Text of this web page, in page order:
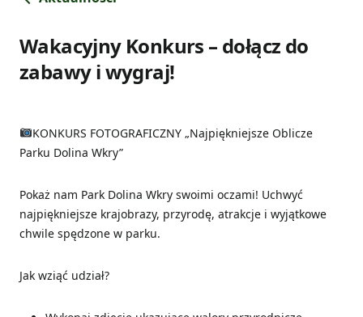
Wakacyjny Konkurs – dołącz do
zabawy i wygraj!
KONKURS FOTOGRAFICZNY „Najpiękniejsze Oblicze
Parku Dolina Wkry”
Pokaż nam Park Dolina Wkry swoimi oczami! Uchwyć
najpiękniejsze krajobrazy, przyrodę, atrakcje i wyjątkowe
chwile spędzone w parku.
Jak wziąć udział?